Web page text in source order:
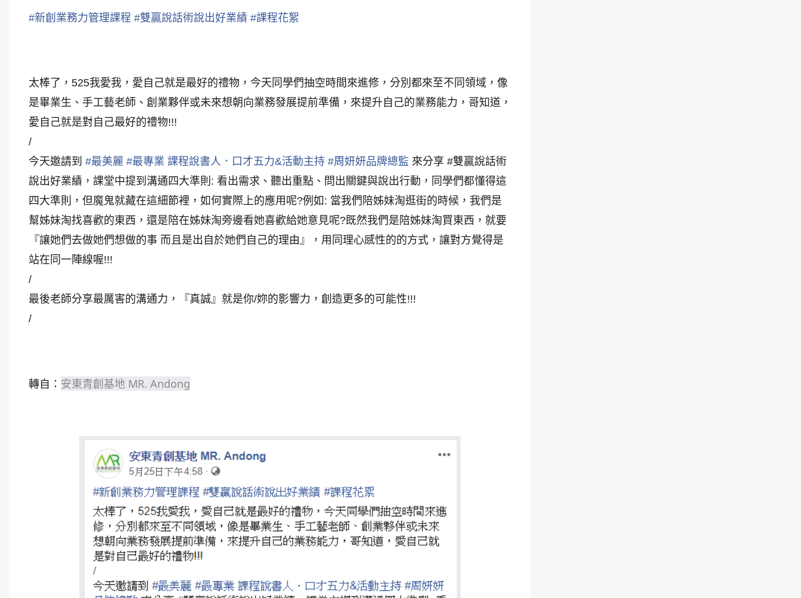
#新創業務力管理課程 #雙贏說話術說出好業績 #課程花絮
太棒了，525我愛我，愛自己就是最好的禮物，今天同學們抽空時間來進修，分別都來至不同領域，像
是畢業生、手工藝老師、創業夥伴或未來想朝向業務發展提前準備，來提升自己的業務能力，哥知道，
愛自己就是對自己最好的禮物!!!
/
今天邀請到 #最美麗 #最專業 課程說書人．口才五力&活動主持 #周妍妍品牌總監 來分享 #雙贏說話術
說出好業績，課堂中提到溝通四大準則: 看出需求、聽出重點、問出關鍵與說出行動，同學們都懂得這
四大準則，但魔鬼就藏在這細節裡，如何實際上的應用呢?例如: 當我們陪姊妹淘逛街的時候，我們是
幫姊妹淘找喜歡的東西，還是陪在姊妹淘旁邊看她喜歡給她意見呢?既然我們是陪姊妹淘買東西，就要
『讓她們去做她們想做的事 而且是出自於她們自己的理由』，用同理心感性的的方式，讓對方覺得是
站在同一陣線喔!!!
/
最後老師分享最厲害的溝通力，『真誠』就是你/妳的影響力，創造更多的可能性!!!
/
轉自： 安東青創基地 MR. Andong